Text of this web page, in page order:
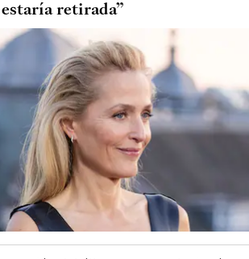
retirada”